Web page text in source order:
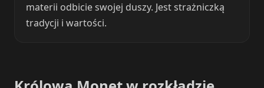
materii odbicie swojej duszy. Jest strażniczką
tradycji i wartości.